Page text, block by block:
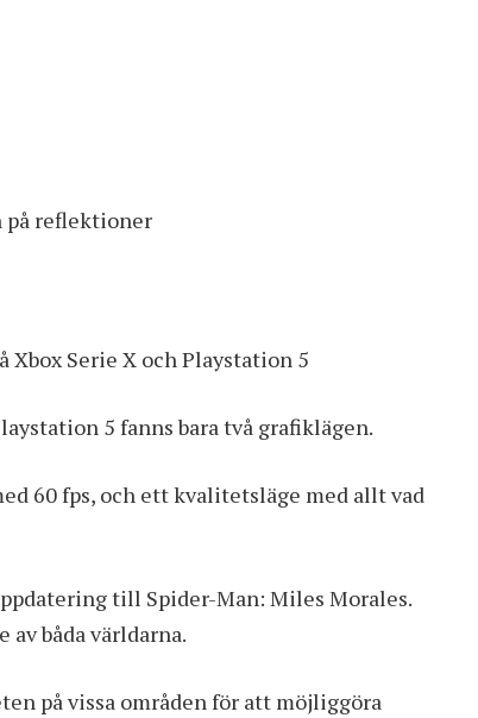
på reflektioner
Serie X och Playstation 5
5 fanns bara två grafiklägen.
60 fps, och ett kvalitetsläge med allt vad
till Spider-Man: Miles Morales.
båda världarna.
på vissa områden för att möjliggöra